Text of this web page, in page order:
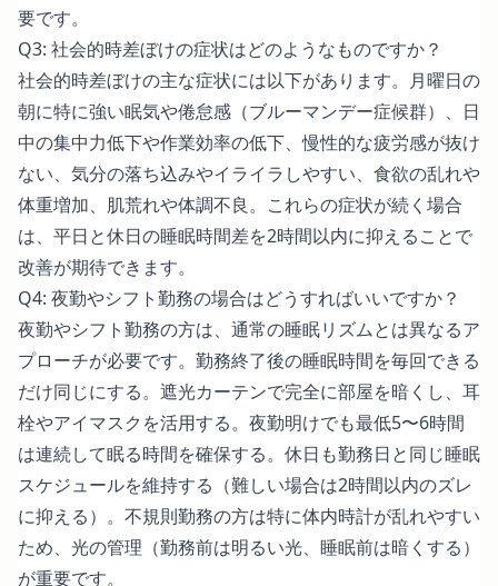
要です。
Q3: 社会的時差ぼけの症状はどのようなものですか？
社会的時差ぼけの主な症状には以下があります。月曜日の
朝に特に強い眠気や倦怠感（ブルーマンデー症候群）、日
中の集中力低下や作業効率の低下、慢性的な疲労感が抜け
ない、気分の落ち込みやイライラしやすい、食欲の乱れや
体重増加、肌荒れや体調不良。これらの症状が続く場合
は、平日と休日の睡眠時間差を2時間以内に抑えることで
改善が期待できます。
Q4: 夜勤やシフト勤務の場合はどうすればいいですか？
夜勤やシフト勤務の方は、通常の睡眠リズムとは異なるア
プローチが必要です。勤務終了後の睡眠時間を毎回できる
だけ同じにする。遮光カーテンで完全に部屋を暗くし、耳
栓やアイマスクを活用する。夜勤明けでも最低5〜6時間
は連続して眠る時間を確保する。休日も勤務日と同じ睡眠
スケジュールを維持する（難しい場合は2時間以内のズレ
に抑える）。不規則勤務の方は特に体内時計が乱れやすい
ため、光の管理（勤務前は明るい光、睡眠前は暗くする）
が重要です。